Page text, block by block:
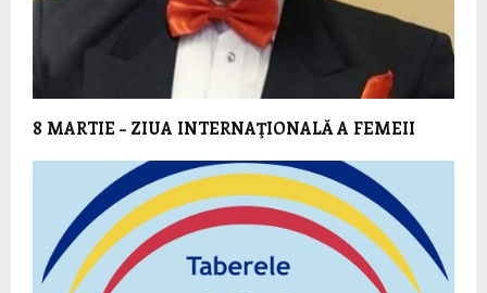
8 MARTIE – ZIUA INTERNAŢIONALĂ A FEMEII